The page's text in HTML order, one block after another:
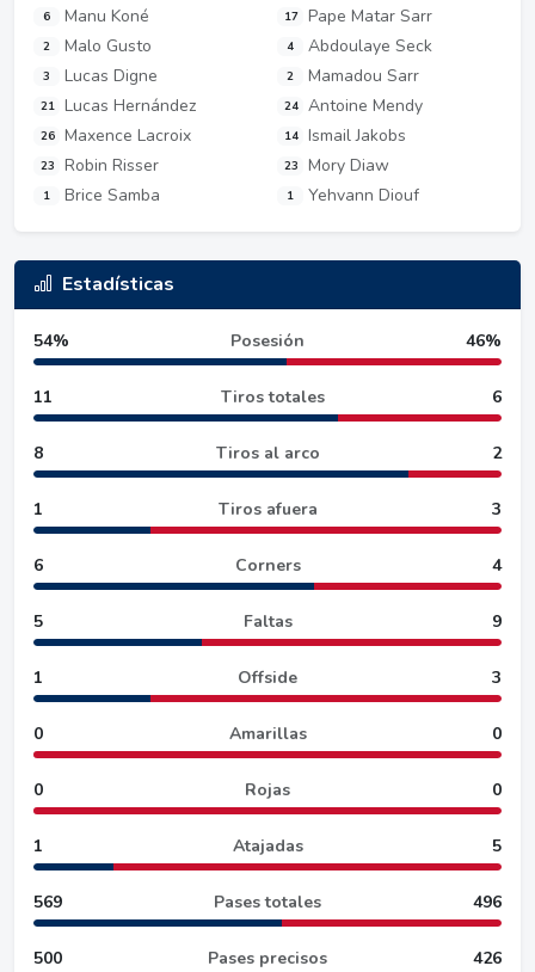
6 Manu Koné
2 Malo Gusto
3 Lucas Digne
21 Lucas Hernández
26 Maxence Lacroix
23 Robin Risser
1 Brice Samba
17 Pape Matar Sarr
4 Abdoulaye Seck
2 Mamadou Sarr
24 Antoine Mendy
14 Ismail Jakobs
23 Mory Diaw
1 Yehvann Diouf
Estadísticas
54% Posesión 46%
11 Tiros totales 6
8 Tiros al arco 2
1 Tiros afuera 3
6 Corners 4
5 Faltas 9
1 Offside 3
0 Amarillas 0
0 Rojas 0
1 Atajadas 5
569 Pases totales 496
500 Pases precisos 426